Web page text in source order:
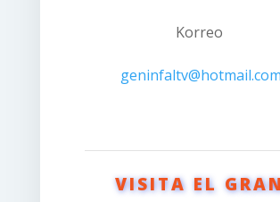
Korreo
geninfaltv@hotmail.com
VISITA EL